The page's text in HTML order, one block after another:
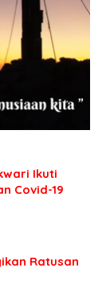
Ikuti
Covid-19
Ratusan